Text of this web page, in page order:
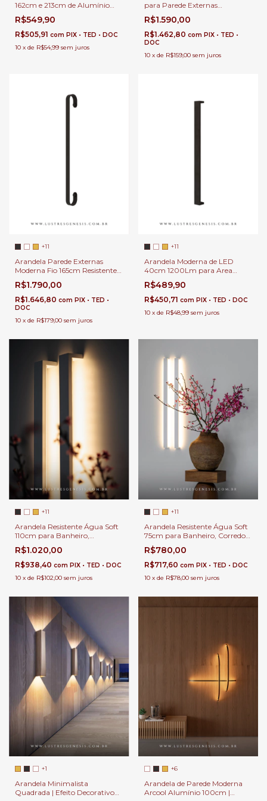
162cm e 213cm de Alumínio
com LED Integrado Para Salas,
Quarto e Área Gourmet
Interna e Externa
R$549,90
R$505,91 com PIX • TED • DOC
10 x de R$54,99 sem juros
para Parede Externas
Resistente a Chuva e
Decoração Interna
R$1.590,00
R$1.462,80 com PIX • TED •
DOC
10 x de R$159,00 sem juros
+11
Arandela Parede Externas
Moderna Fio 165cm Resistente
Chuva e Decoração Interna
R$1.790,00
R$1.646,80 com PIX • TED •
DOC
10 x de R$179,00 sem juros
+11
Arandela Moderna de LED
40cm 1200Lm para Area
Externa Soft Resistente Água
para Muro de Piscina,
Garagem, Corredores e
Quartos
R$489,90
R$450,71 com PIX • TED • DOC
10 x de R$48,99 sem juros
+11
Arandela Resistente Água Soft
110cm para Banheiro,
Corredor, Quartos, Garagem e
Área Externa
R$1.020,00
R$938,40 com PIX • TED • DOC
10 x de R$102,00 sem juros
+11
Arandela Resistente Água Soft
75cm para Banheiro, Corredor,
Quartos, Garagem e Área
Externa
R$780,00
R$717,60 com PIX • TED • DOC
10 x de R$78,00 sem juros
+1
Arandela Minimalista
Quadrada | Efeito Decorativo
+6
Arandela de Parede Moderna
Arcool Alumínio 100cm |